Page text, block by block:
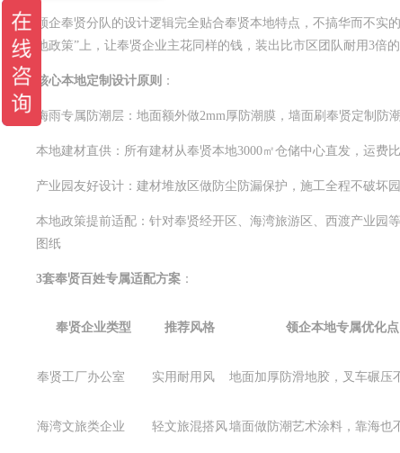
领企奉贤分队的设计逻辑完全贴合奉贤本地特点，不搞华而不
地政策”上，让奉贤企业主花同样的钱，装出比市区团队耐用3倍的
核心本地定制设计原则 ：
梅雨专属防潮层：地面额外做2mm厚防潮膜，墙面刷奉贤定制
本地建材直供：所有建材从奉贤本地3000㎡仓储中心直发，运费
产业园友好设计：建材堆放区做防尘防漏保护，施工全程不破坏
本地政策提前适配：针对奉贤经开区、海湾旅游区、西渡产业园
图纸
3套奉贤百姓专属适配方案 ：
奉贤企业类型 推荐风格 领企本地专属优化点
奉贤工厂办公室 实用耐用风 地面加厚防滑地胶，叉车碾压
海湾文旅类企业 轻文旅混搭风墙面做防潮艺术涂料，靠海也